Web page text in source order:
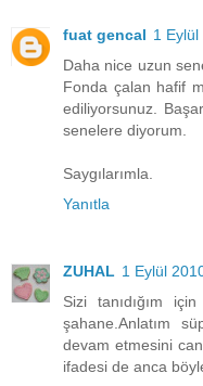
fuat gencal 1
Daha nice uzun
Fonda çalan hafif
ediliyorsunuz.
senelere diyorum.
Saygılarımla.
Yanıtla
ZUHAL 1 Eylül
Sizi tanıdığım
şahane.Anlatım
devam etmesini
ifadesi de anca